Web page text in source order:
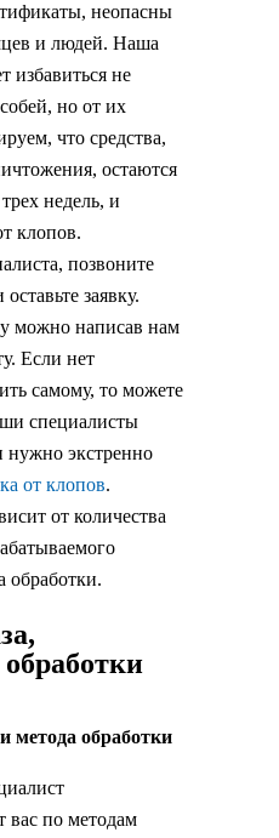
неопасны
и людей. Наша
избавиться не
но от их
что средства,
остаются
недель, и
клопов.
позвоните
заявку.
можно написав нам
Если нет
самому, то можете
специалисты
нужно экстренно
от клопов.
от количества
обработки.
метода обработки
вас по методам